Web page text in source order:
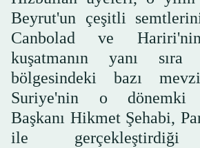
Beyrut'un çeşitli
Canbolad ve
kuşatmanın yanı
bölgesindeki bazı
Suriye'nin o dönemki
Başkanı Hikmet Şehabi,
ile gerçekleştirdiği